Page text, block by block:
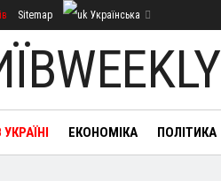
Sitemap Українська
ЕКОНОМІКА ПОЛІТИКА